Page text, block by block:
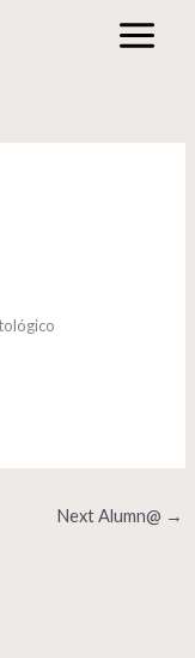
Next Alumn@ →